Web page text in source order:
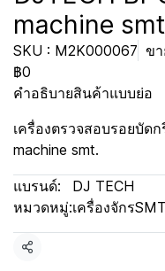
machine
SKU : M2K000067 ข
฿0
คำอธิบายสินค้าแบบย่อ
เครื่องตรวจสอบรอยบัด
machine smt.
แบรนด์:
DJ TECH
หมวดหมู่:เครื่องจักรSMT
แชร์